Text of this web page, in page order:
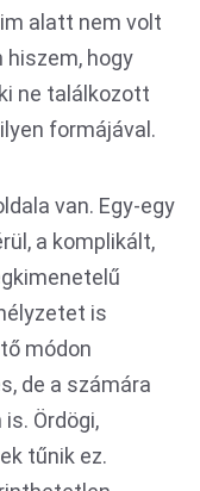
alatt nem volt
hiszem, hogy
ne találkozott
formájával.
van. Egy-egy
a komplikált,
is
módon
de a számára
Ördögi,
tűnik ez.